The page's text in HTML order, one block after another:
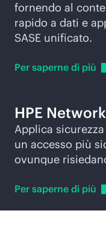
fornendo al
rapido a dati e
SASE unificato.
Per saperne di più
HPE
Applica
un accesso più
ovunque
Per saperne di più